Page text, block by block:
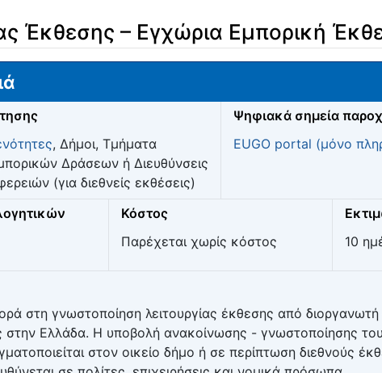
Έκθεσης – Εγχώρια Εμπορική
, Δήμοι, Τμήματα
Δράσεων ή Διευθύνσεις
(για διεθνείς εκθέσεις)
Ψηφιακά σημεία
EUGO portal (μόνο
Κόστος
Παρέχεται χωρίς κόστος
10
στη γνωστοποίηση λειτουργίας έκθεσης από διοργανωτή
στην Ελλάδα. Η υποβολή ανακοίνωσης - γνωστοποίησης
στον οικείο δήμο ή σε περίπτωση διεθνούς